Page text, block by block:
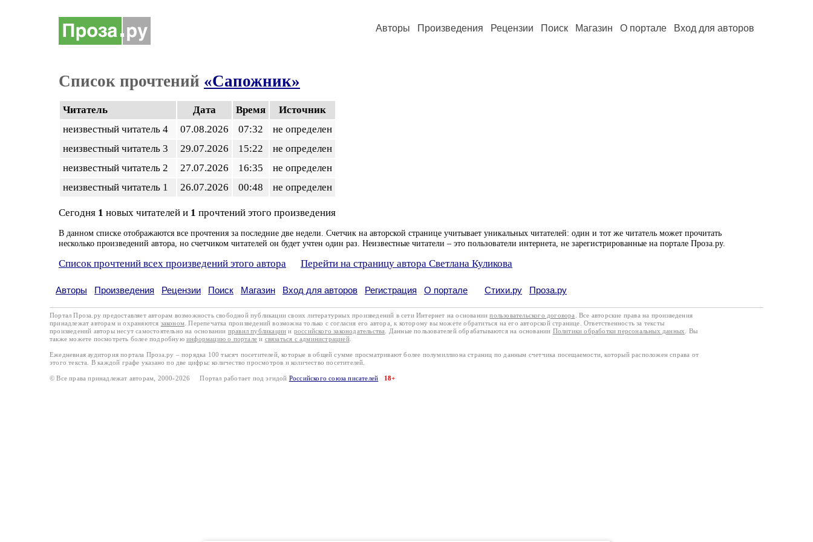
Авторы Произведения Рецензии Поиск Магазин О портале Вход для авторов
Список прочтений «Сапожник»
Читатель Дата Время
Источник
неизвестный читатель 4
07.08.2026 07:32
не определен
неизвестный читатель 3
29.07.2026 15:22
не определен
неизвестный читатель 2
27.07.2026 16:35
не определен
неизвестный читатель 1
26.07.2026 00:48 не определен
Сегодня 1 новых читателей и 1 прочтений этого произведения
В данном списке отображаются все прочтения за последние две недели. Счетчик на авторской странице учитывает уникальных читателей: один и тот же читатель может прочитать
несколько произведений автора, но счетчиком читателей он будет учтен один раз. Неизвестные читатели – это пользователи интернета, не зарегистрированные на портале Проза.ру.
Список прочтений всех произведений этого автора Перейти на страницу автора Светлана Куликова
Авторы Произведения Рецензии Поиск Магазин Вход для авторов Регистрация О портале Стихи.ру Проза.ру
Портал Проза.ру предоставляет авторам возможность свободной публикации своих литературных произведений в сети Интернет на основаниипользовательского договора
. Все авторские права на произведения
принадлежат авторам и охраняются законом . Перепечатка произведений возможна только с согласия его автора, к которому вы можете обратиться на его авторской странице. Ответственность за тексты
произведений авторы несут самостоятельно на основании правил публикации и российского законодательства . Данные пользователей обрабатываются на основании Политики обработки персональных данных
. Вы
также можете посмотреть более подробную информацию о портале и связаться с администрацией.
Ежедневная аудитория портала Проза.ру – порядка 100 тысяч посетителей, которые в общей сумме просматривают более полумиллиона страниц по данным счетчика посещаемости, который расположен справа от
этого текста. В каждой графе указано по две цифры: количество просмотров и количество посетителей.
© Все права принадлежат авторам, 2000-2026 Портал работает под эгидой Российского союза писателей 18+